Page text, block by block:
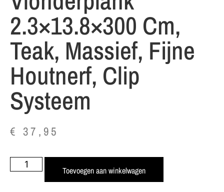
2.3×13.8×300 Cm,
Teak, Massief, Fijne
Houtnerf, Clip
Systeem
€ 37,95
Toevoegen aan winkelwagen